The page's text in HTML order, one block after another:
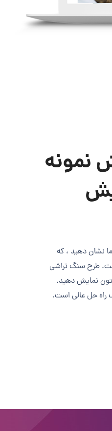
نمونه
ما نشان دهید ، که
طرح سنگ تراشی
نمایش دهید.